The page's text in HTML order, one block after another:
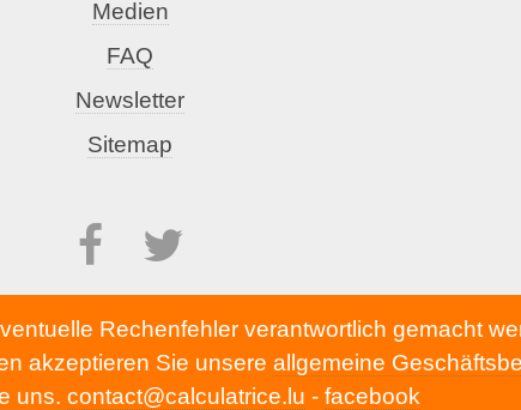
Medien
FAQ
Newsletter
Sitemap
Rechenfehler verantwortlich gemacht
akzeptieren Sie unsere allgemeine
uns. contact@calculatrice.lu - facebook